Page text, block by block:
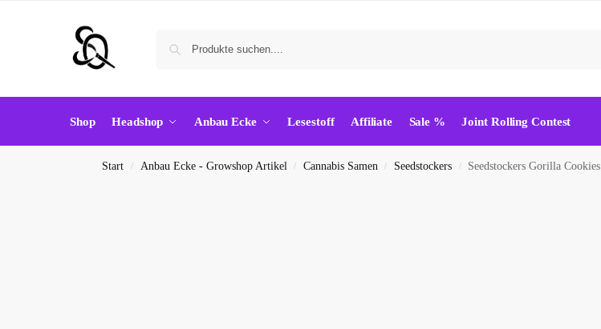
Shop Headshop Anbau Ecke Lesestoff Affiliate Sale % Joint Rolling Contest
Start / Anbau Ecke - Growshop Artikel / Cannabis Samen / Seedstockers / Seedstockers Gorilla Cookies